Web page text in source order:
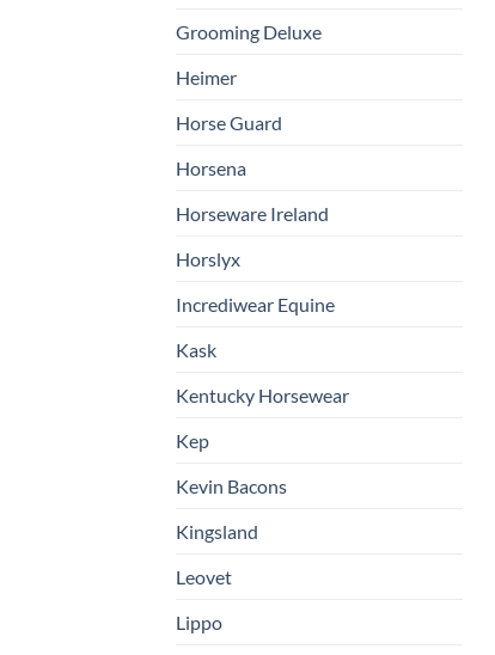
Grooming Deluxe
Heimer
Horse Guard
Horsena
Horseware Ireland
Horslyx
Incrediwear Equine
Kask
Kentucky Horsewear
Kep
Kevin Bacons
Kingsland
Leovet
Lippo